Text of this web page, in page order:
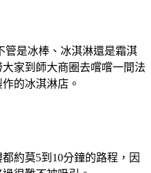
管是冰棒、冰淇淋還是霜淇
家到師大商圈去嚐嚐一間法
的冰淇淋店。
約莫5到10分鐘的路程，因